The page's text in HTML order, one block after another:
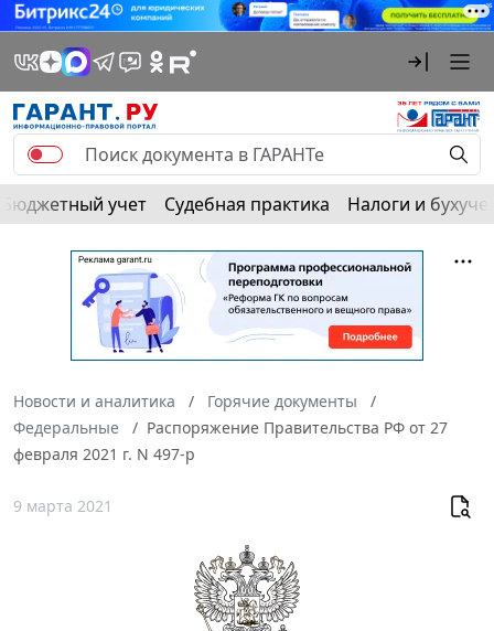
Бюджетный учет Судебная практика Налоги и
Новости и аналитика
Горячие документы
Федеральные
Распоряжение Правительства РФ от 27
февраля 2021 г. N 497-р
9 марта 2021